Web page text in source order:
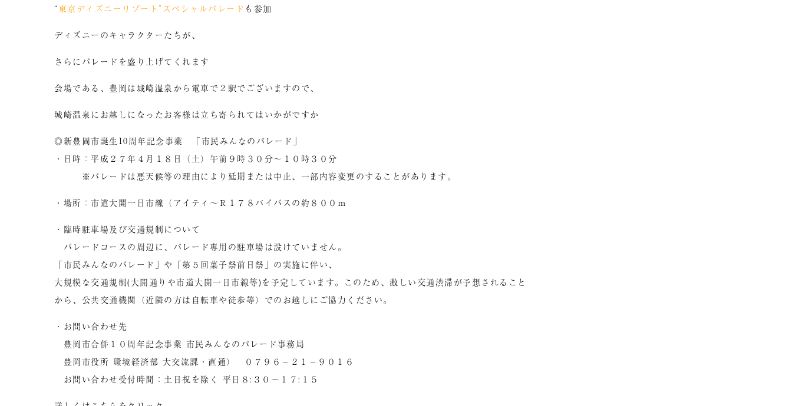
“東京ディズニーリゾート”スペシャルパレード も参加
ディズニーのキャラクターたちが、
さらにパレードを盛り上げてくれます
会場である、豊岡は城崎温泉から電車で２駅でございますので、
城崎温泉にお越しになったお客様は立ち寄られてはいかがですか
◎新豊岡市誕生10周年記念事業 「市民みんなのパレード」
・日時：平成２７年４月１８日（土）午前９時３０分～１０時３０分
※パレードは悪天候等の理由により延期または中止、一部内容変更のすることがあります。
・場所：市道大開一日市線（アイティ～Ｒ１７８バイパスの約８００ｍ
・臨時駐車場及び交通規制について
パレードコースの周辺に、パレード専用の駐車場は設けていません。
「市民みんなのパレード」や「第５回菓子祭前日祭」の実施に伴い、
大規模な交通規制(大開通りや市道大開一日市線等)を予定しています。このため、激しい交通渋滞が予想されること
から、公共交通機関（近隣の方は自転車や徒歩等）でのお越しにご協力ください。
・お問い合わせ先
豊岡市合併１０周年記念事業 市民みんなのパレード事務局
豊岡市役所 環境経済部 大交流課・直通） ０７９６－２１－９０１６
お問い合わせ受付時間：土日祝を除く 平日８:３０～１７:１５